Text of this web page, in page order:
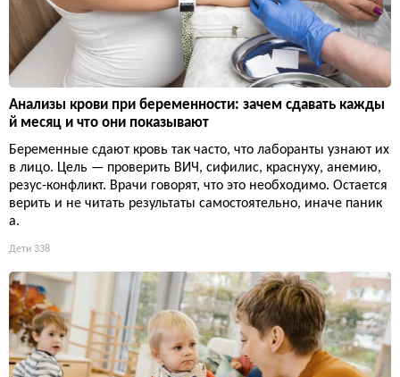
Анализы крови при беременности: зачем сдавать кажды
й месяц и что они показывают
Беременные сдают кровь так часто, что лаборанты узнают их
в лицо. Цель — проверить ВИЧ, сифилис, краснуху, анемию,
резус-конфликт. Врачи говорят, что это необходимо. Остается
верить и не читать результаты самостоятельно, иначе паник
а.
Дети 338